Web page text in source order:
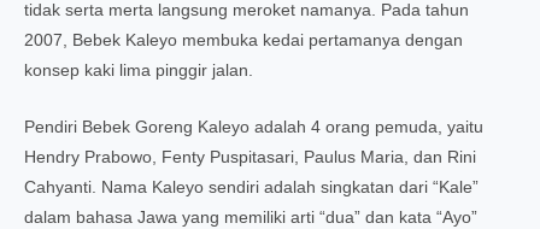
tidak serta merta langsung meroket namanya. Pada tahun
2007, Bebek Kaleyo membuka kedai pertamanya dengan
konsep kaki lima pinggir jalan.
Pendiri Bebek Goreng Kaleyo adalah 4 orang pemuda, yaitu
Hendry Prabowo, Fenty Puspitasari, Paulus Maria, dan Rini
Cahyanti. Nama Kaleyo sendiri adalah singkatan dari “Kale”
dalam bahasa Jawa yang memiliki arti “dua” dan kata “Ayo”